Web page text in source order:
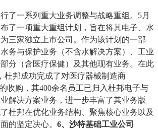
了一系列重大业务调整与战略重组。 5月
了一项重大重组计划，旨在将其电子、水
三家独立上市公司。作为该计划的一部
务与保护业务（不含水解决方案）、工业
分（含医疗保健）及其他现有业务。在此
杜邦成功完成了对医疗器械制造商
收购，其400余名员工已归入杜邦电子与
解决方案业务，进一步丰富了其业务版
杜邦在优化业务结构、聚焦核心业务以及
的坚定决心。 6、 沙特基础工业公司